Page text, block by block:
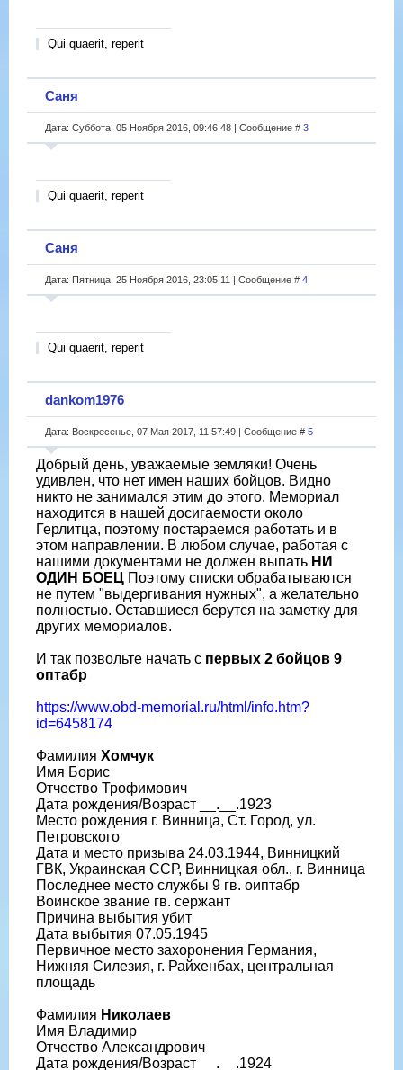
Qui quaerit, reperit
Саня
Дата: Суббота, 05 Ноября 2016, 09:46:48 | Сообщение # 3
Qui quaerit, reperit
Саня
Дата: Пятница, 25 Ноября 2016, 23:05:11 | Сообщение # 4
Qui quaerit, reperit
dankom1976
Дата: Воскресенье, 07 Мая 2017, 11:57:49 | Сообщение # 5
Добрый день, уважаемые земляки! Очень
удивлен, что нет имен наших бойцов. Видно
никто не занимался этим до этого. Мемориал
находится в нашей досигаемости около
Герлитца, поэтому постараемся работать и в
этом направлении. В любом случае, работая с
нашими документами не должен выпать НИ
ОДИН БОЕЦ Поэтому списки обрабатываются
не путем "выдергивания нужных", а желательно
полностью. Оставшиеся берутся на заметку для
других мемориалов.
И так позвольте начать с первых 2 бойцов 9
оптабр
https://www.obd-memorial.ru/html/info.htm?
id=6458174
Фамилия Хомчук
Имя Борис
Отчество Трофимович
Дата рождения/Возраст __.__.1923
Место рождения г. Винница, Ст. Город, ул.
Петровского
Дата и место призыва 24.03.1944, Винницкий
ГВК, Украинская ССР, Винницкая обл., г. Винница
Последнее место службы 9 гв. оиптабр
Воинское звание гв. сержант
Причина выбытия убит
Дата выбытия 07.05.1945
Первичное место захоронения Германия,
Нижняя Силезия, г. Райхенбах, центральная
площадь
Фамилия Николаев
Имя Владимир
Отчество Александрович
Дата рождения/Возраст __.__.1924